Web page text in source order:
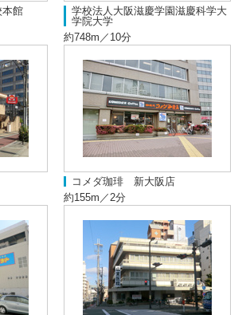
本館
学校法人大阪滋慶学園滋慶科学大
学院大学
約748m／10分
コメダ珈琲 新大阪店
約155m／2分